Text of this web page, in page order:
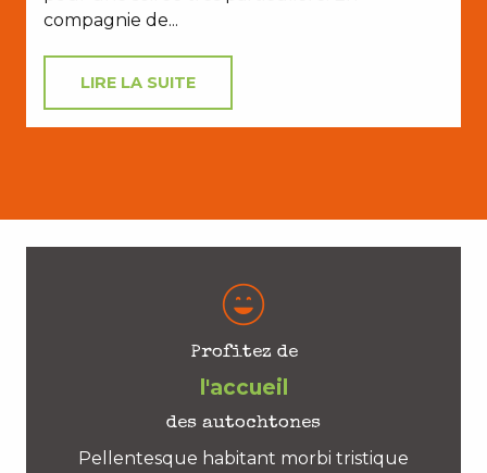
compagnie de...
LIRE LA SUITE
Profitez de
l'accueil
des autochtones
Pellentesque habitant morbi tristique